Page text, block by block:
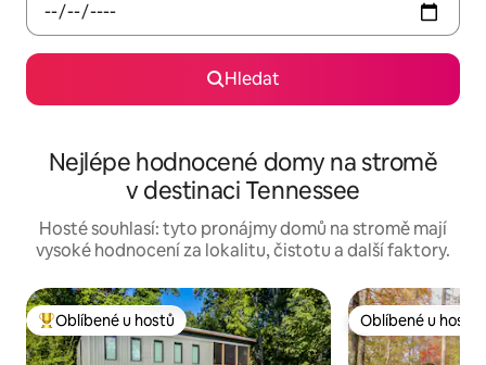
Hledat
Nejlépe hodnocené domy na stromě
v destinaci Tennessee
Hosté souhlasí: tyto pronájmy domů na stromě mají
vysoké hodnocení za lokalitu, čistotu a další faktory.
Nejlepší v kategorii Oblíbené u hostů
Oblíbené u hostů Oblíbené u hostů
Oblíbené u hostů